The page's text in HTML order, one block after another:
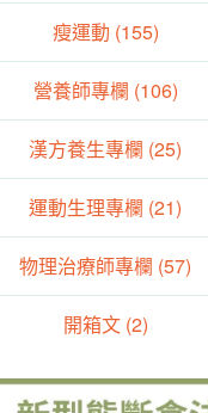
瘦運動 (155)
營養師專欄 (106)
漢方養生專欄 (25)
運動生理專欄 (21)
物理治療師專欄 (57)
開箱文 (2)